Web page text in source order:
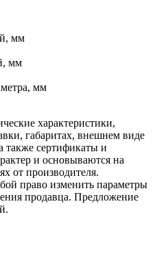
мм
мм
мм
характеристики,
габаритах, внешнем виде
также сертификаты и
и основываются на
от производителя.
право изменить параметры
продавца. Предложение